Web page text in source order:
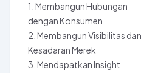
1. Membangun Hubungan
dengan Konsumen
2. Membangun Visibilitas dan
Kesadaran Merek
3. Mendapatkan Insight